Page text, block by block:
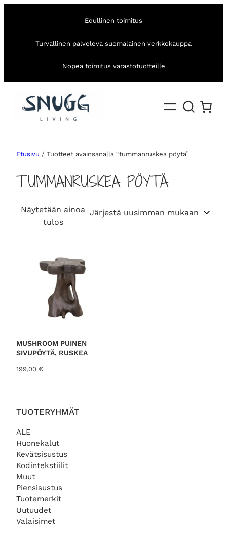
Edullinen toimitus
Turvallinen palveleva suomalainen verkkokauppa
Nopea toimitus varastotuotteille
TUOTERYHMÄT
ALE
Huonekalut
Kevätsisustus
Kodintekstiilit
Muut
Piensisustus
Tuotemerkit
Uutuudet
Valaisimet
Etusivu / Tuotteet avainsanalla “tummanruskea pöytä”
TUMMANRUSKEA PÖYTÄ
Näytetään ainoa
tulos
MUSHROOM PUINEN
SIVUPÖYTÄ, RUSKEA
199,00 €